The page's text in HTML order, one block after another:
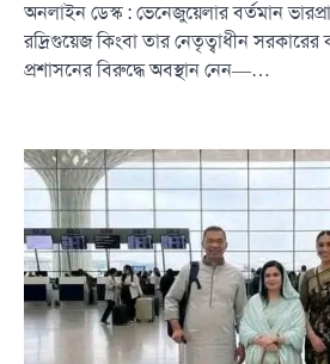
অনলাইন ডেস্ক : ভেনেজুয়েলার বর্তমান
রদ্রিগুয়েজ কিংবা তার নেতৃত্বাধীন সরকারের
প্রশাসনের বিরুদ্ধে অবস্থান নেন—…